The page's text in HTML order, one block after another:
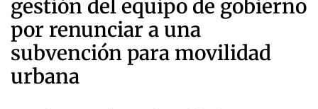
gestión del equipo de gobierno
por renunciar a una
subvención para movilidad
urbana